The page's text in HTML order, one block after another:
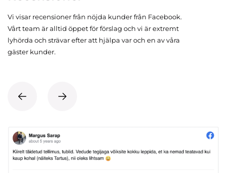
Vi visar recensioner från nöjda kunder från Facebook.
Vårt team är alltid öppet för förslag och vi är extremt
lyhörda och strävar efter att hjälpa var och en av våra
gäster kunder.